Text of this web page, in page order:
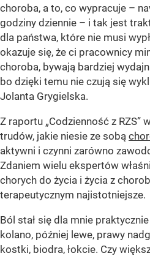
choroba, a to, co wypracuje –
godziny dziennie – i tak jest
dla państwa, które nie musi
okazuje się, że ci pracownicy
choroba, bywają bardziej
bo dzięki temu nie czują się
Jolanta Grygielska.
Z raportu „Codzienność z RZS”
trudów, jakie niesie ze sobą
aktywni i czynni zarówno
Zdaniem wielu ekspertów
chorych do życia i życia z
terapeutycznym najistotniejsze.
Ból stał się dla mnie
kolano, później lewe, prawy
kostki, biodra, łokcie. Czy